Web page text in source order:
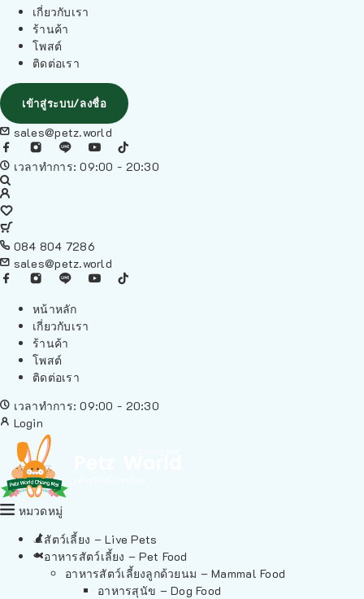
เกี่ยวกับเรา
ร้านค้า
โพสต์
ติดต่อเรา
เข้าสู่ระบบ/ลงชื่อ
sales@petz.world
เวลาทำการ: 09:00 - 20:30
084 804 7286
sales@petz.world
หน้าหลัก
เกี่ยวกับเรา
ร้านค้า
โพสต์
ติดต่อเรา
เวลาทำการ: 09:00 - 20:30
Login
หมวดหมู่
สัตว์เลี้ยง – Live Pets
อาหารสัตว์เลี้ยง – Pet Food
อาหารสัตว์เลี้ยงลูกด้วยนม – Mammal Food
อาหารสุนัข – Dog Food